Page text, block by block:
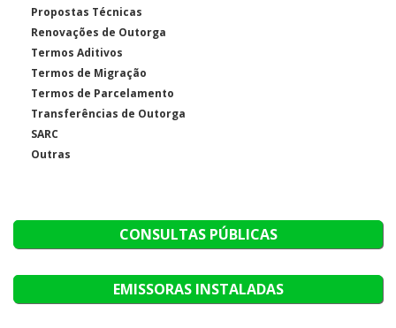
Propostas Técnicas
Renovações de Outorga
Termos Aditivos
Termos de Migração
Termos de Parcelamento
Transferências de Outorga
SARC
Outras
CONSULTAS PÚBLICAS
EMISSORAS INSTALADAS